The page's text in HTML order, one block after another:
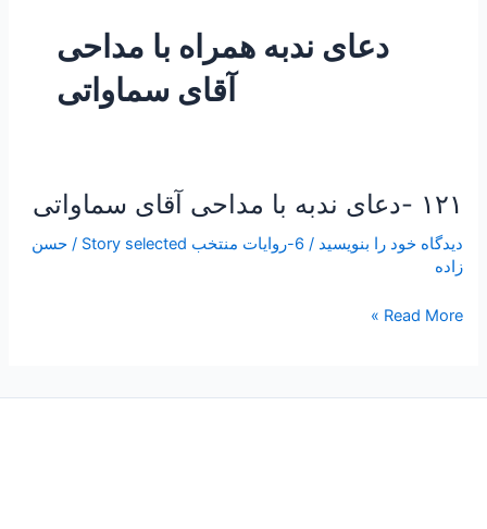
دعای ندبه همراه با مداحی
آقای سماواتی
۱۲۱ -دعای ندبه با مداحی آقای سماواتی
دیدگاه‌ خود را بنویسید / 6-روایات منتخب Story selected /حسن
زاده
۱۲۱
ندبه
با
Read More »